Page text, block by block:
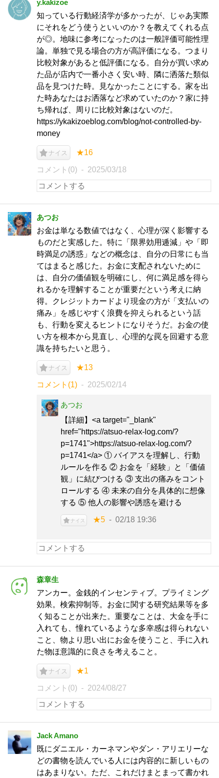
y.kakizoe
知っている行動経済学が多かったが、じゃあ実際
にそれをどう使うといいのか？を教えてくれる点
が◎。地味に参考になったのは一般評価可能性理
論。単独で見る場合の方が高評価になる。つまり
比較対象があると低評価になる。自分が買い求め
た品が店内で一番小さく安い時、隣に洒落た類似
品を見つけた時。見なかったことにする。家を出
た時あなたはお洒落など求めていたのか？家に持
ち帰れば、周りに比較対象はないのだ。
https://ykakizoeblog.com/blog/not-controlled-by-
money
ナイス ★16
コメント(0) 2025/03/18
あつお
お金は単なる数値ではなく、心理が深く影響する
ものだと実感した。特に「限界効用逓減」や「即
時満足の誘惑」などの概念は、自分の日常にも当
てはまると感じた。お金に支配されないために
は、自分の価値観を明確にし、何に満足感を得ら
れるかを理解することが重要だという考えに納
得。クレジットカードより現金の方が「支払いの
痛み」を感じやすく浪費を抑えられるという話
も、行動を変えるヒントになりそうだ。お金の使
い方を根本から見直し、心理的な罠を回避する意
識を持ちたいと思う。
ナイス ★13
コメント(1) 2025/02/14
あつお
【詳細】<a target="_blank"
href="https://atsuo-relax-log.com/?
p=1741">https://atsuo-relax-log.com/?
p=1741</a> ① バイアスを理解し、行動
ルールを作る ② お金を「経験」と「価値
観」に結びつける ③ 支出の痛みをコント
ロールする ④ 未来の自分を具体的に想像
する ⑤ 他人の影響や誘惑を避ける
ナイス ★5 02/18 19:36
森章生
アンカー。金銭的インセンティブ。プライミング
効果。検索抑制等。お金に関する研究結果等を多
く知ることが出来た。重要なことは、大金を手に
入れても、憧れているような多幸感は得られない
こと、物より思い出にお金を使うこと、手に入れ
た物ほ意識的に良さを考えること。
ナイス ★1
コメント(0) 2024/08/27
Jack Amano
既にダニエル・カーネマンやダン・アリエリーな
どの書物を読んでいる人には内容的に新しいもの
はあまりない。ただ、これだけまとまって書かれ